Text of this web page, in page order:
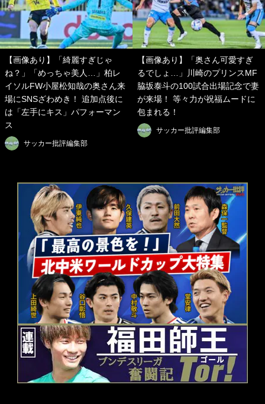
【画像あり】「綺麗すぎじゃ
ね？」「めっちゃ美人…」柏レ
イソルFW小屋松知哉の奥さん来
場にSNSざわめき！ 追加点後に
は「左手にキス」パフォーマン
ス
サッカー批評編集部
【画像あり】「奥さん可愛すぎ
るでしょ…」川崎のプリンスMF
脇坂泰斗の100試合出場記念で妻
が来場！ 等々力が祝福ムードに
包まれる！
サッカー批評編集部